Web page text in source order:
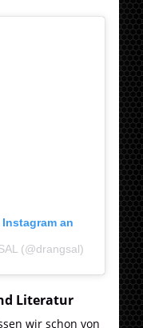
an
(@drangsal)
Literatur
wir schon von